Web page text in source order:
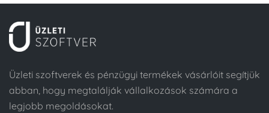
Üzleti szoftverek és pénzügyi termékek vásárlóit segítjük
abban, hogy megtalálják vállalkozások számára a
legjobb megoldásokat.